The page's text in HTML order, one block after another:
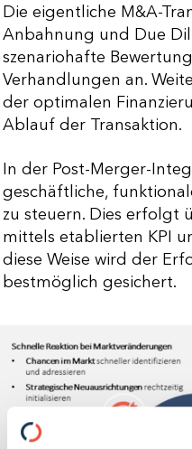
Die eigentliche M&A-
Anbahnung und Due
szenariohafte
Verhandlungen an.
der optimalen
Ablauf der Transaktion.
In der Post-Merger-
geschäftliche,
zu steuern. Dies erfolgt
mittels etablierten KPI
diese Weise wird der
bestmöglich gesichert.